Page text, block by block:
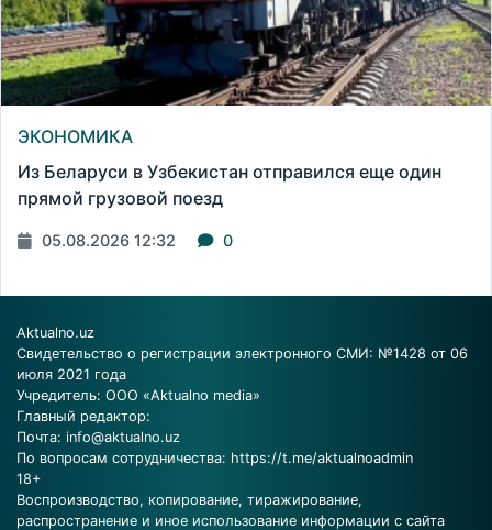
ЭКОНОМИКА
Из Беларуси в Узбекистан отправился еще один
прямой грузовой поезд
05.08.2026 12:32 0
Aktualno.uz
Свидетельство о регистрации электронного СМИ: №1428 от 06
июля 2021 года
Учредитель: ООО «Aktualno media»
Главный редактор:
Почта: info@aktualno.uz
По вопросам сотрудничества: https://t.me/aktualnoadmin
18+
Воспроизводство, копирование, тиражирование,
распространение и иное использование информации с сайта